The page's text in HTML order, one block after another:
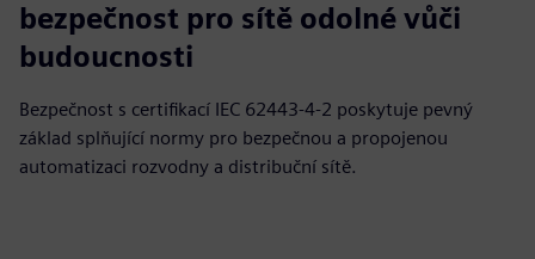
bezpečnost pro sítě odolné vůči
budoucnosti
Bezpečnost s certifikací IEC 62443‑4‑2 poskytuje pevný
základ splňující normy pro bezpečnou a propojenou
automatizaci rozvodny a distribuční sítě.